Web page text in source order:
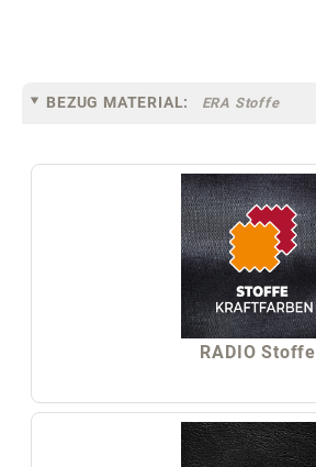
BEZUG MATERIAL: ERA Stoffe
RADIO Stoffe